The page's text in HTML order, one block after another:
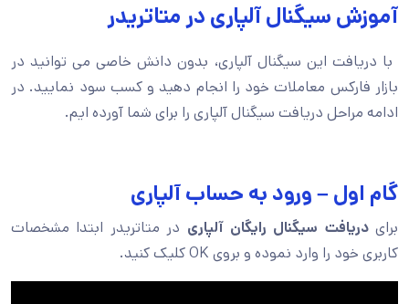
آموزش سیگنال آلپاری در متاتریدر
با دریافت این سیگنال آلپاری، بدون دانش خاصی می توانید در
بازار فارکس معاملات خود را انجام دهید و کسب سود نمایید. در
ادامه مراحل دریافت سیگنال آلپاری را برای شما آورده ایم.
گام اول – ورود به حساب آلپاری
برایدریافت سیگنال رایگان آلپاری در متاتریدر ابتدا مشخصات
کاربری خود را وارد نموده و بروی OK کلیک کنید.